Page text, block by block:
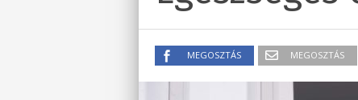
MEGOSZTÁS MEGOSZTÁS